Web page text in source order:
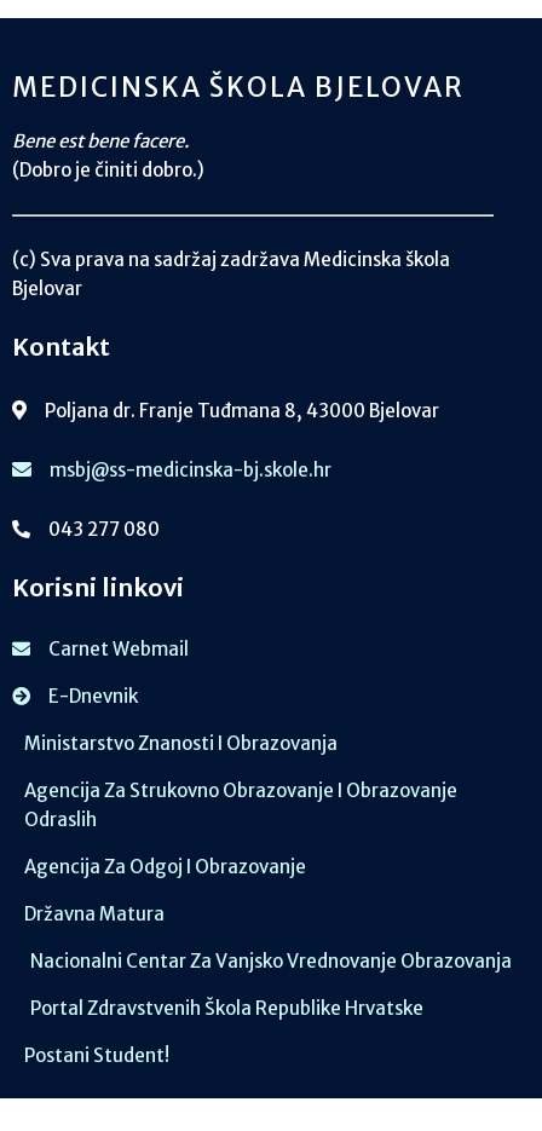
MEDICINSKA ŠKOLA BJELOVAR
Bene est bene facere.
(Dobro je činiti dobro.)
(c) Sva prava na sadržaj zadržava Medicinska škola
Bjelovar
Kontakt
Poljana dr. Franje Tuđmana 8, 43000 Bjelovar
msbj@ss-medicinska-bj.skole.hr
043 277 080
Korisni linkovi
Carnet Webmail
E-Dnevnik
Ministarstvo Znanosti I Obrazovanja
Agencija Za Strukovno Obrazovanje I Obrazovanje
Odraslih
Agencija Za Odgoj I Obrazovanje
Državna Matura
Nacionalni Centar Za Vanjsko Vrednovanje Obrazovanja
Portal Zdravstvenih Škola Republike Hrvatske
Postani Student!